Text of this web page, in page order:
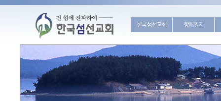
한국섬선교회 항해일지